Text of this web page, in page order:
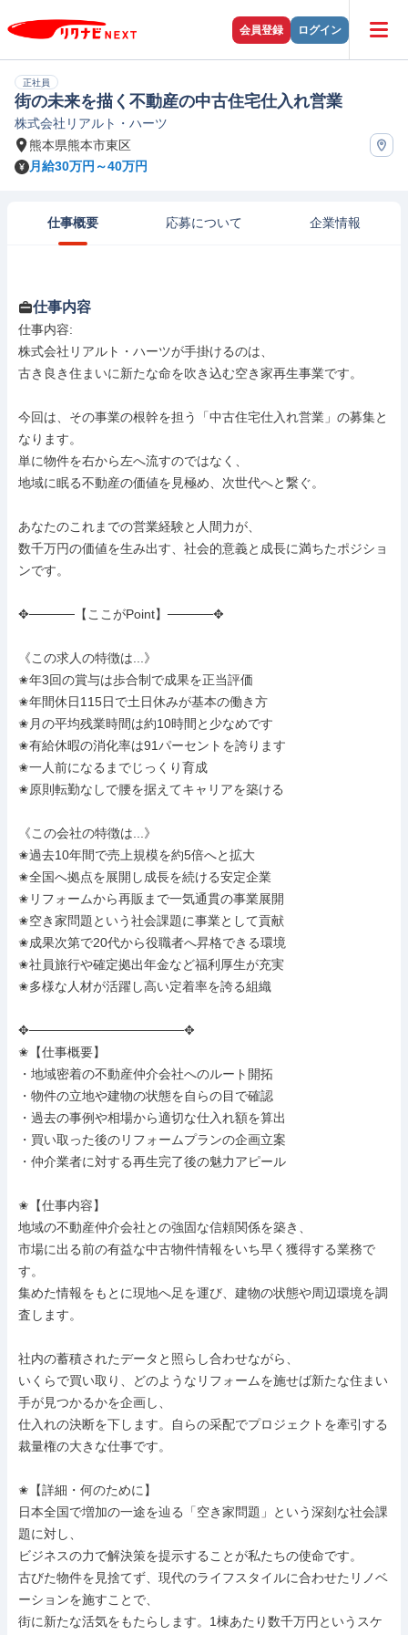
会員登録 ログイン
正社員
街の未来を描く不動産の中古住宅仕入れ営業
株式会社リアルト・ハーツ
熊本県熊本市東区
月給30万円～40万円
仕事概要 応募について 企業情報
仕事内容
仕事内容:
株式会社リアルト・ハーツが手掛けるのは、
古き良き住まいに新たな命を吹き込む空き家再生事業です。
今回は、その事業の根幹を担う「中古住宅仕入れ営業」の募集と
なります。
単に物件を右から左へ流すのではなく、
地域に眠る不動産の価値を見極め、次世代へと繋ぐ。
あなたのこれまでの営業経験と人間力が、
数千万円の価値を生み出す、社会的意義と成長に満ちたポジショ
ンです。
✥─────【ここがPoint】─────✥
《この求人の特徴は...》
✬年3回の賞与は歩合制で成果を正当評価
✬年間休日115日で土日休みが基本の働き方
✬月の平均残業時間は約10時間と少なめです
✬有給休暇の消化率は91パーセントを誇ります
✬一人前になるまでじっくり育成
✬原則転勤なしで腰を据えてキャリアを築ける
《この会社の特徴は...》
✬過去10年間で売上規模を約5倍へと拡大
✬全国へ拠点を展開し成長を続ける安定企業
✬リフォームから再販まで一気通貫の事業展開
✬空き家問題という社会課題に事業として貢献
✬成果次第で20代から役職者へ昇格できる環境
✬社員旅行や確定拠出年金など福利厚生が充実
✬多様な人材が活躍し高い定着率を誇る組織
✥─────────────────✥
✬【仕事概要】
・地域密着の不動産仲介会社へのルート開拓
・物件の立地や建物の状態を自らの目で確認
・過去の事例や相場から適切な仕入れ額を算出
・買い取った後のリフォームプランの企画立案
・仲介業者に対する再生完了後の魅力アピール
✬【仕事内容】
地域の不動産仲介会社との強固な信頼関係を築き、
市場に出る前の有益な中古物件情報をいち早く獲得する業務で
す。
集めた情報をもとに現地へ足を運び、建物の状態や周辺環境を調
査します。
社内の蓄積されたデータと照らし合わせながら、
いくらで買い取り、どのようなリフォームを施せば新たな住まい
手が見つかるかを企画し、
仕入れの決断を下します。自らの采配でプロジェクトを牽引する
裁量権の大きな仕事です。
✬【詳細・何のために】
日本全国で増加の一途を辿る「空き家問題」という深刻な社会課
題に対し、
ビジネスの力で解決策を提示することが私たちの使命です。
古びた物件を見捨てず、現代のライフスタイルに合わせたリノベ
ーションを施すことで、
街に新たな活気をもたらします。1棟あたり数千万円というスケ